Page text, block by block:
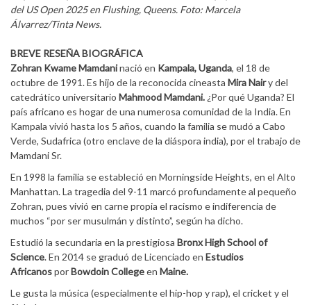
del US Open 2025 en Flushing, Queens. Foto: Marcela
Álvarrez/Tinta News.
BREVE RESEÑA BIOGRÁFICA
Zohran Kwame Mamdaninació en Kampala, Uganda, el 18 de
octubre de 1991. Es hijo de la reconocida cineasta Mira Nairy del
catedrático universitario Mahmood Mamdani. ¿Por qué Uganda? El
país africano es hogar de una numerosa comunidad de la India. En
Kampala vivió hasta los 5 años, cuando la familia se mudó a Cabo
Verde, Sudafrica (otro enclave de la diáspora india), por el trabajo de
Mamdani Sr.
En 1998 la familia se estableció en Morningside Heights, en el Alto
Manhattan. La tragedia del 9-11 marcó profundamente al pequeño
Zohran, pues vivió en carne propia el racismo e indiferencia de
muchos “por ser musulmán y distinto”, según ha dicho.
Estudió la secundaria en la prestigiosa Bronx High School of
Science. En 2014 se graduó de Licenciado en Estudios
AfricanosporBowdoin Collegeen Maine.
Le gusta la música (especialmente el hip-hop y rap), el cricket y el